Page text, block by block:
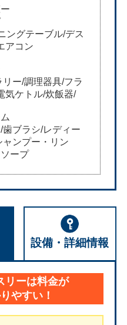
ングテーブル/デス
アコン
ー/調理器具/フラ
気ケトル/炊飯器/
歯ブラシ/レディー
ャンプー・リン
ープ
設備・詳細情報
リーは料金が
やすい！